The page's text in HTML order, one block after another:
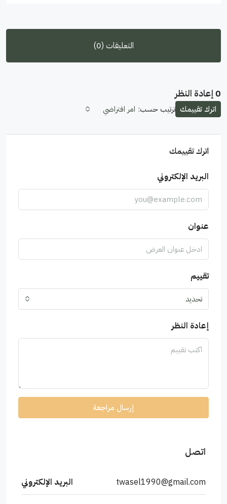
التعليقات (0)
0 إعادة النظر
ترتيب حسب: امر افتراضي اترك تقييمك
اترك تقييمك
البريد الإلكتروني
عنوان
تقييم
تحديد
إعادة النظر
إرسال مراجعة
اتصل
البريد الإلكتروني twasel1990@gmail.com